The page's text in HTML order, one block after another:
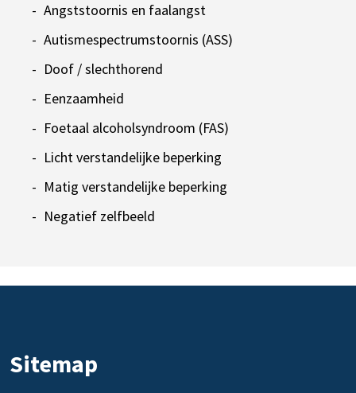
Angststoornis en faalangst
Autismespectrumstoornis (ASS)
Doof / slechthorend
Eenzaamheid
Foetaal alcoholsyndroom (FAS)
Licht verstandelijke beperking
Matig verstandelijke beperking
Negatief zelfbeeld
Sitemap